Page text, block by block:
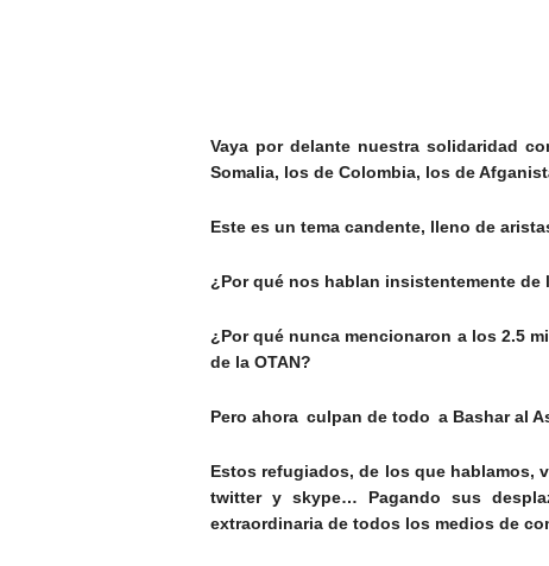
Vaya por delante nuestra solidaridad
Somalia, los de Colombia, los de
Este es un tema candente, lleno de
¿Por qué nos hablan insistentemente
¿Por qué nunca mencionaron a los 2.5
de la OTAN?
Pero ahora culpan de todo a Basharal
Estos refugiados, de los que
twitter y skype… Pagando sus
extraordinaria de todos los medios de